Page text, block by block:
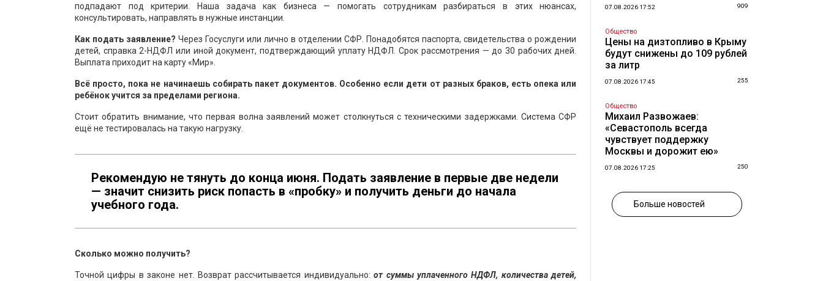
подпадают под критерии. Наша задача как бизнеса — помогать сотрудникам разбираться в этих нюансах,
консультировать, направлять в нужные инстанции.
Как подать заявление? Через Госуслуги или лично в отделении СФР. Понадобятся паспорта, свидетельства о рождении
детей, справка 2-НДФЛ или иной документ, подтверждающий уплату НДФЛ. Срок рассмотрения — до 30 рабочих дней.
Выплата приходит на карту «Мир».
Всё просто, пока не начинаешь собирать пакет документов. Особенно если дети от разных браков, есть опека или
ребёнок учится за пределами региона.
Стоит обратить внимание, что первая волна заявлений может столкнуться с техническими задержками. Система СФР
ещё не тестировалась на такую нагрузку.
Рекомендую не тянуть до конца июня. Подать заявление в первые две недели
— значит снизить риск попасть в «пробку» и получить деньги до начала
учебного года.
Сколько можно получить?
Точной цифры в законе нет. Возврат рассчитывается индивидуально:от суммы уплаченного НДФЛ, количества детей,
07.08.2026 17:52 909
Общество
Цены на дизтопливо в Крыму
будут снижены до 109 рублей
за литр
07.08.2026 17:45 255
Общество
Михаил Развожаев:
«Севастополь всегда
чувствует поддержку
Москвы и дорожит ею»
07.08.2026 17:25 250
Больше новостей